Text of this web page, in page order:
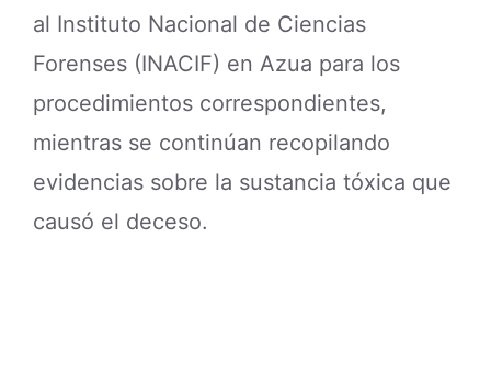
al Instituto Nacional de Ciencias
Forenses (INACIF) en Azua para los
procedimientos correspondientes,
mientras se continúan recopilando
evidencias sobre la sustancia tóxica que
causó el deceso.